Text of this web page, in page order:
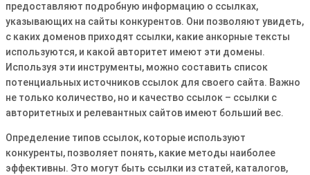
предоставляют подробную информацию о ссылках,
указывающих на сайты конкурентов. Они позволяют увидеть,
с каких доменов приходят ссылки, какие анкорные тексты
используются, и какой авторитет имеют эти домены.
Используя эти инструменты, можно составить список
потенциальных источников ссылок для своего сайта. Важно
не только количество, но и качество ссылок – ссылки с
авторитетных и релевантных сайтов имеют больший вес.
Определение типов ссылок, которые используют
конкуренты, позволяет понять, какие методы наиболее
эффективны. Это могут быть ссылки из статей, каталогов,